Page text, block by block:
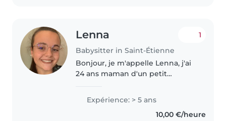
Lenna
Babysitter in Saint-Étienne
1
Bonjour, je m'appelle Lenna, j'ai
24 ans maman d'un petit
en science de l'éducation et d'un
CAP petite enfance, j'ai acquis
une solide expérience auprès..
Expérience: > 5 ans
10,00 €/heure